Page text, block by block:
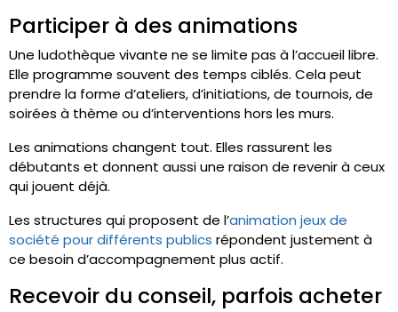
Participer à des animations
Une ludothèque vivante ne se limite pas à l’accueil libre.
Elle programme souvent des temps ciblés. Cela peut
prendre la forme d’ateliers, d’initiations, de tournois, de
soirées à thème ou d’interventions hors les murs.
Les animations changent tout. Elles rassurent les
débutants et donnent aussi une raison de revenir à ceux
qui jouent déjà.
Les structures qui proposent de l’animation jeux de
société pour différents publics répondent justement à
ce besoin d’accompagnement plus actif.
Recevoir du conseil, parfois acheter